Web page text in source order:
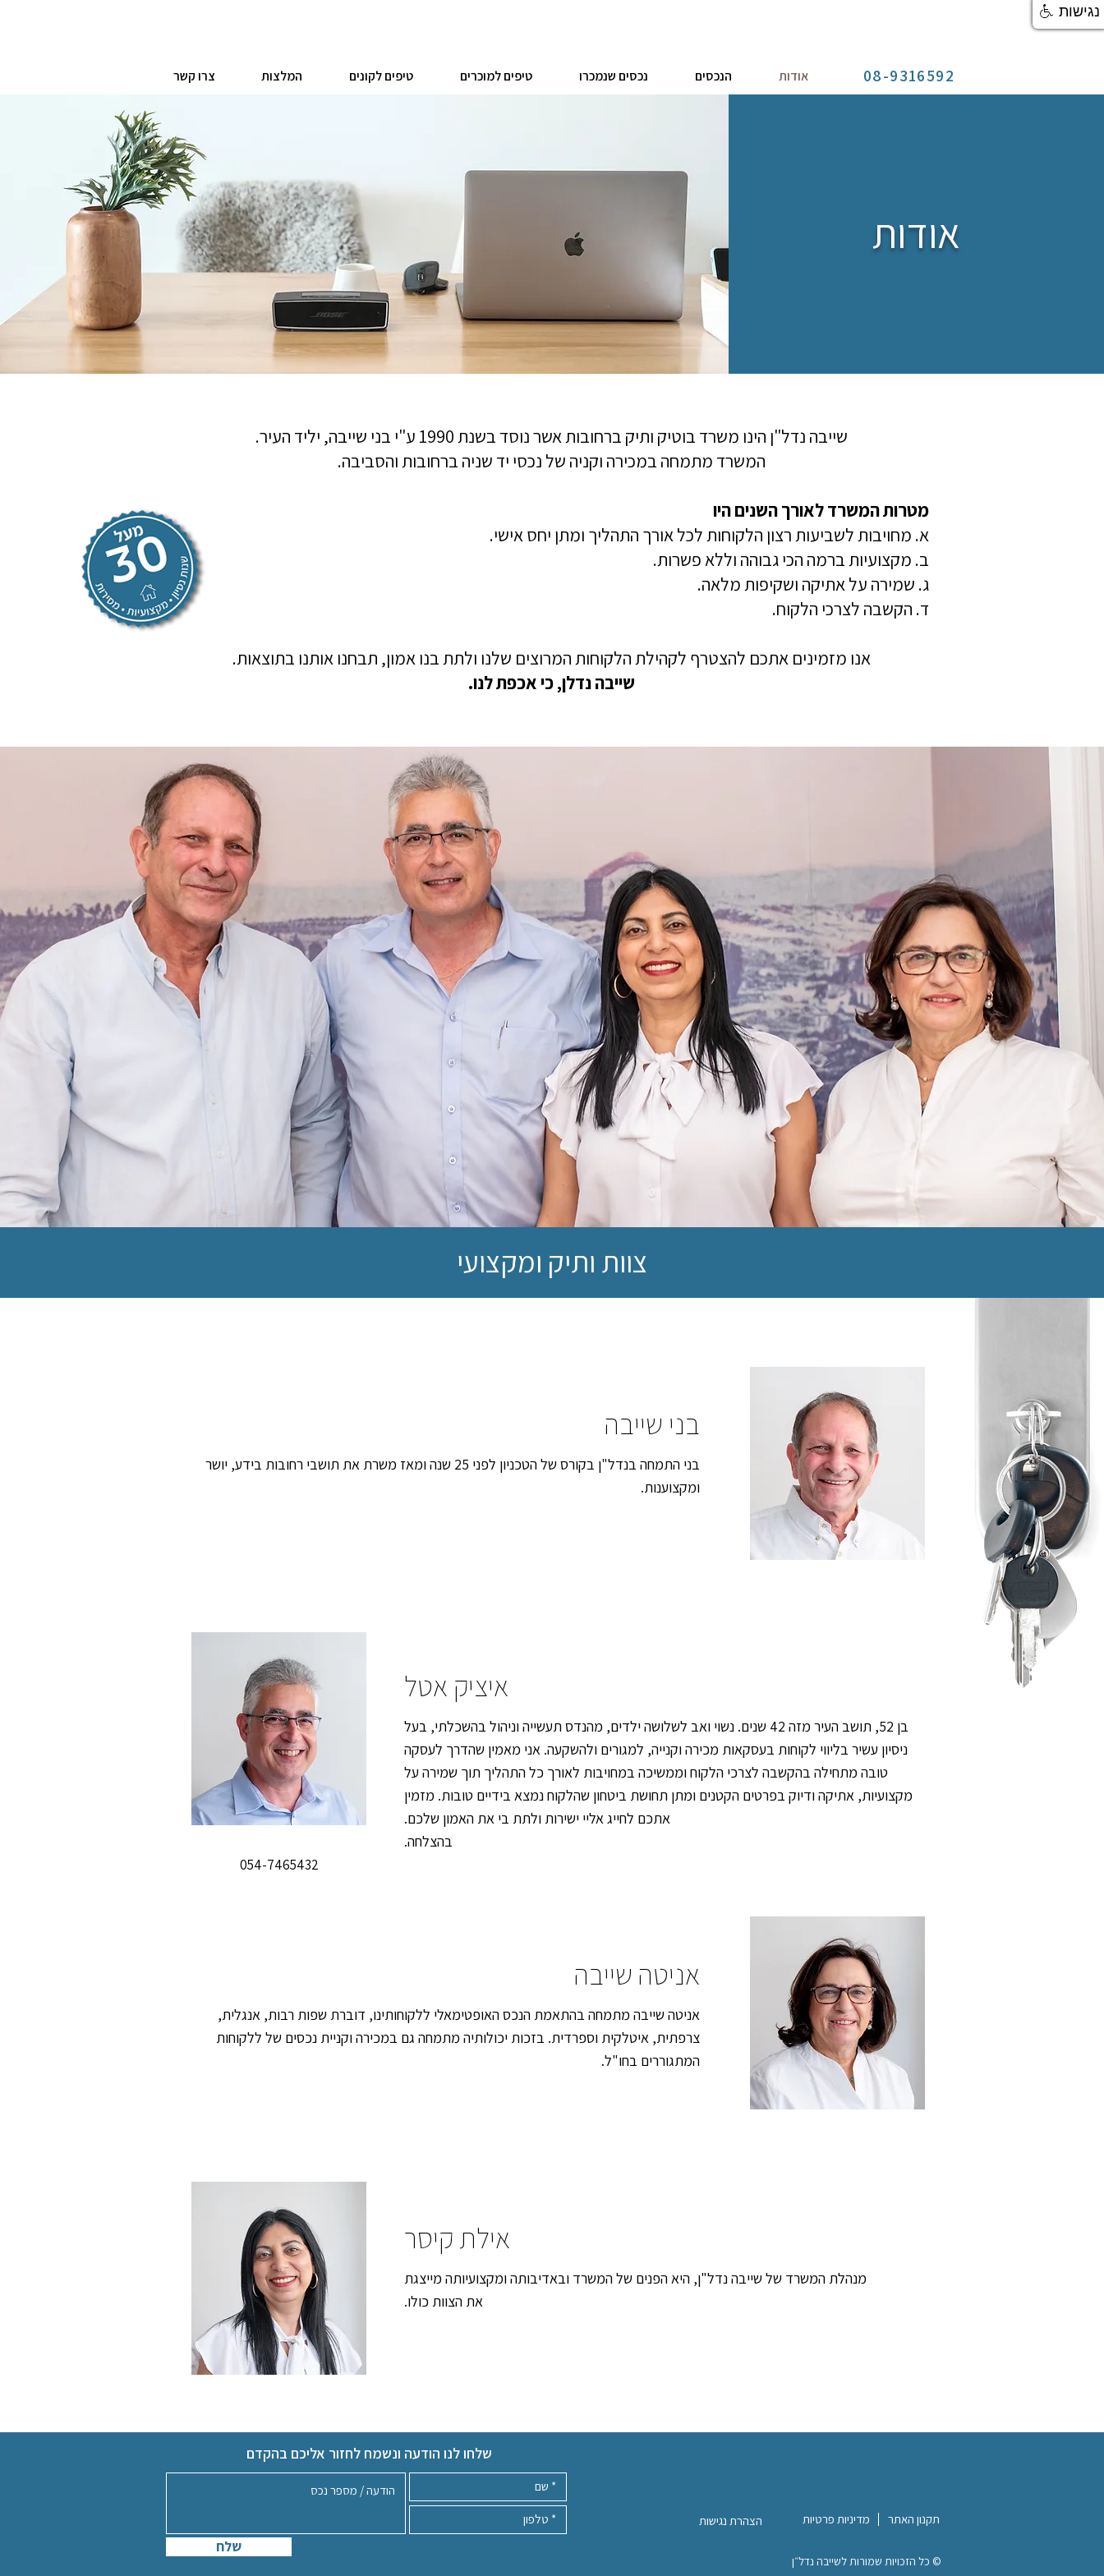
אודות הנכסים נכסים שנמכרו טיפים למוכרים טיפים לקונים המלצות צרו קשר 08-9316592
אודות
שייבה נדל"ן הינו משרד בוטיק ותיק ברחובות אשר נוסד בשנת 1990 ע"י בני שייבה, יליד העיר.
המשרד מתמחה במכירה וקניה של נכסי יד שניה ברחובות והסביבה.
מטרות המשרד לאורך השנים היו
א. מחויבות לשביעות רצון הלקוחות לכל אורך התהליך ומתן יחס אישי.
ב. מקצועיות ברמה הכי גבוהה וללא פשרות.
ג. שמירה על אתיקה ושקיפות מלאה.
ד. הקשבה לצרכי הלקוח.
אנו מזמינים אתכם להצטרף לקהילת הלקוחות המרוצים שלנו ולתת בנו אמון, תבחנו אותנו בתוצאות.
שייבה נדלן, כי אכפת לנו.
צוות ותיק ומקצועי
בני שייבה
בני התמחה בנדל"ן בקורס של הטכניון לפני 25 שנה ומאז משרת את תושבי רחובות בידע, יושר
ומקצוענות.
054-7465432
איציק אטל
בן 52, תושב העיר מזה 42 שנים. נשוי ואב לשלושה ילדים, מהנדס תעשייה וניהול בהשכלתי, בעל
ניסיון עשיר בליווי לקוחות בעסקאות מכירה וקנייה, למגורים ולהשקעה. אני מאמין שהדרך לעסקה
טובה מתחילה בהקשבה לצרכי הלקוח וממשיכה במחויבות לאורך כל התהליך תוך שמירה על
מקצועיות, אתיקה ודיוק בפרטים הקטנים ומתן תחושת ביטחון שהלקוח נמצא בידיים טובות. מזמין
אתכם לחייג אליי ישירות ולתת בי את האמון שלכם.
בהצלחה.
אניטה שייבה
אניטה שייבה מתמחה בהתאמת הנכס האופטימאלי ללקוחותינו, דוברת שפות רבות, אנגלית,
צרפתית, איטלקית וספרדית. בזכות יכולותיה מתמחה גם במכירה וקניית נכסים של ללקוחות
המתגוררים בחו"ל.
אילת קיסר
מנהלת המשרד של שייבה נדל"ן, היא הפנים של המשרד ובאדיבותה ומקצועיותה מייצגת
את הצוות כולו.
שלח
הצהרת נגישות מדיניות פרטיות תקנון האתר
© כל הזכויות שמורות לשייבה נדל״ן
שלחו לנו הודעה ונשמח לחזור אליכם בהקדם
נגישות